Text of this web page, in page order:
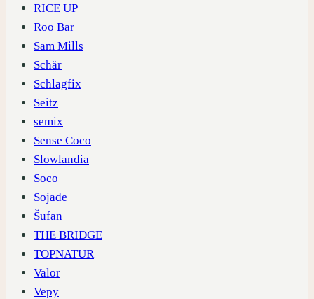
RICE UP
Roo Bar
Sam Mills
Schär
Schlagfix
Seitz
semix
Sense Coco
Slowlandia
Soco
Sojade
Šufan
THE BRIDGE
TOPNATUR
Valor
Vepy